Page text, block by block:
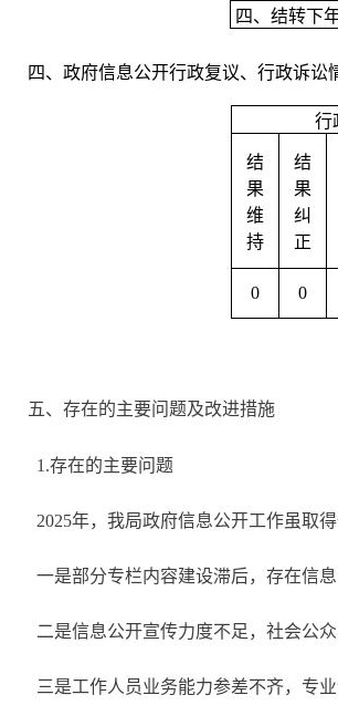
四、结转下
四、政府信息公开行政复议、行政诉讼
行
结
果
维
持
结
果
纠
正
0 0
五、存在的主要问题及改进措施
1.存在的主要问题
2025年，我局政府信息公开工作虽取
一是部分专栏内容建设滞后，存在信
二是信息公开宣传力度不足，社会公
三是工作人员业务能力参差不齐，专